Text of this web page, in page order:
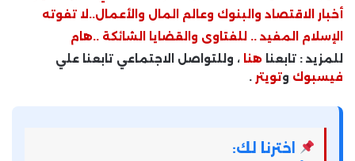
أخبار الاقتصاد والبنوك وعالم المال والأعمال..لا تفوته
الإسلام المفيد .. للفتاوى والقضايا الشائكة ..هام
للمزيد : تابعنا هنا ، وللتواصل الاجتماعي تابعنا علي
فيسبوك وتويتر .
اخترنا لك: